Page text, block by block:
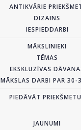
ANTIKVĀRIE
DIZAINS
IESPIEDDARBI
MĀKSLINIEKI
TĒMAS
EKSKLUZĪVAS
MĀKSLAS DARBI PAR 30-
PIEDĀVĀT
JAUNUMI